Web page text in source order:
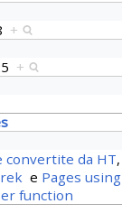
+
+
convertite da HT,
e Pages using
function